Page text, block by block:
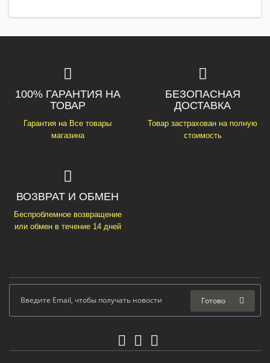
100% ГАРАНТИЯ НА
ТОВАР
Гарантия на Все товары
магазина
БЕЗОПАСНАЯ
ДОСТАВКА
Товар застрахован на полную
стоимость
ВОЗВРАТ И ОБМЕН
Беспроблемное возвращение
или обмен в течение 14 дней
Готово